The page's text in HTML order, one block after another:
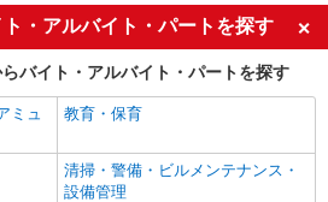
即日勤務OK
新卒・第二新卒歓迎
高収入・高額
昇給あり
禁煙・分煙
バイク通勤OK
・アルバイト・パートを探す
バイト・アルバイト・パートを探す
ミュ
教育・保育
清掃・警備・ビルメンテナンス・
設備管理